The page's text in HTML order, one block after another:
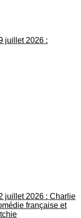
juillet 2026 :
juillet 2026 : Charlie
française et